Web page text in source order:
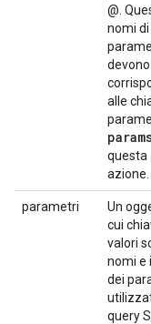
@.
nomi di
devono
alle
questa
azione.
parametri
Un
cui
valori
nomi e
dei
query